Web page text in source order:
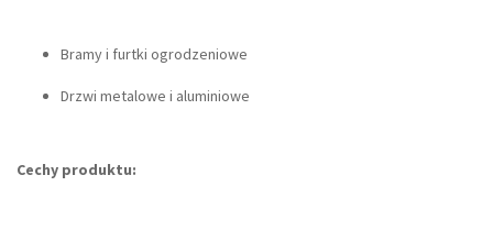
Bramy i furtki ogrodzeniowe
Drzwi metalowe i aluminiowe
Cechy produktu: